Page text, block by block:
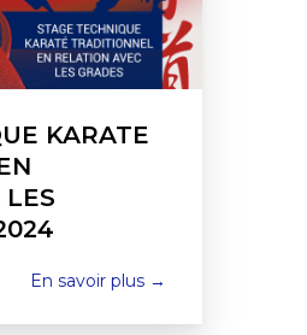
KARATE
LES
En savoir plus →